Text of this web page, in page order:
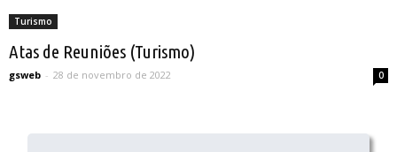
Turismo
Atas de Reuniões (Turismo)
gsweb - 28 de novembro de 2022 0